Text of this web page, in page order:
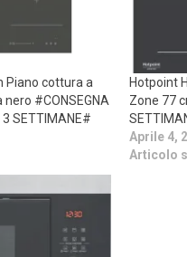
Piano cottura a
#CONSEGNA
3 SETTIMANE#
Hotpoint
Zone 77
Aprile 4,
Articolo